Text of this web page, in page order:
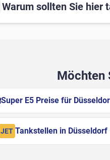
Warum sollten Sie hier
Möchten
Super E5 Preise für
JET Tankstellen in Düsseldorf